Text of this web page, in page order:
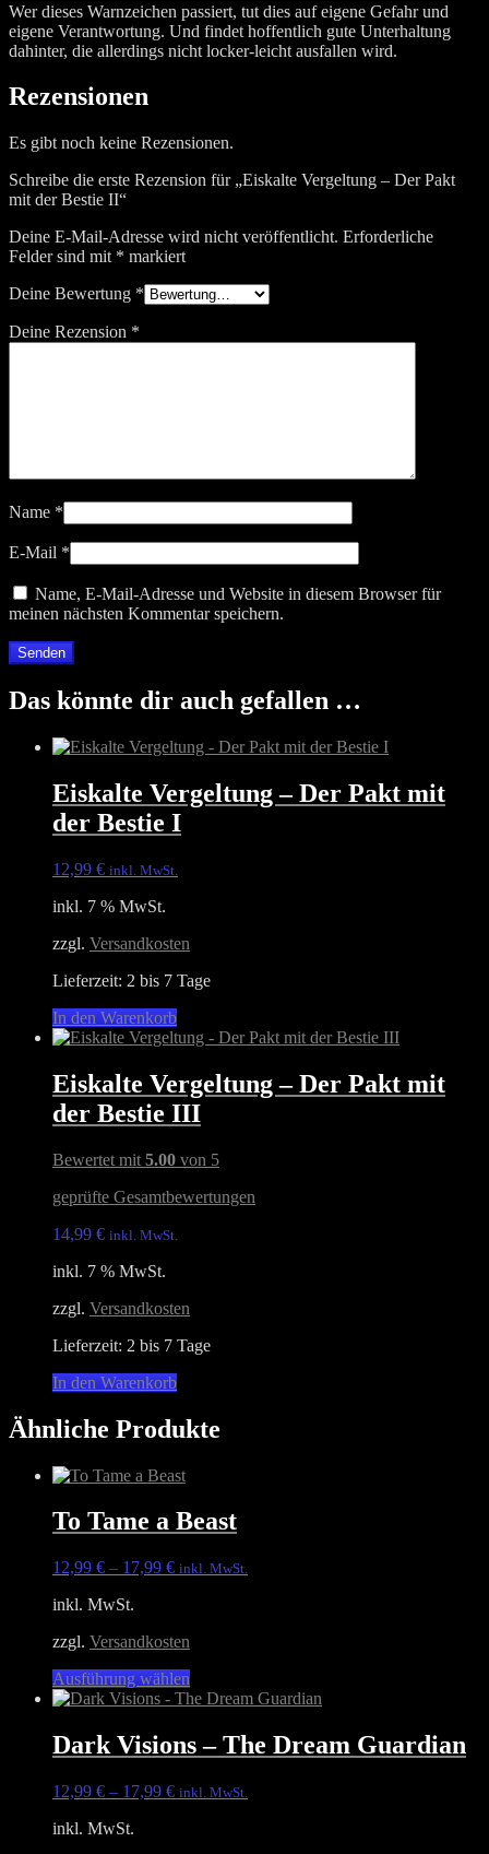
Wer dieses Warnzeichen passiert, tut dies auf eigene Gefahr und
eigene Verantwortung. Und findet hoffentlich gute Unterhaltung
dahinter, die allerdings nicht locker-leicht ausfallen wird.
Rezensionen
Es gibt noch keine Rezensionen.
Schreibe die erste Rezension für „Eiskalte Vergeltung – Der Pakt
mit der Bestie II“
Deine E-Mail-Adresse wird nicht veröffentlicht. Erforderliche
Felder sind mit * markiert
Deine Bewertung *
Deine Rezension *
Name *
E-Mail *
Name, E-Mail-Adresse und Website in diesem Browser für
meinen nächsten Kommentar speichern.
Das könnte dir auch gefallen …
Eiskalte Vergeltung – Der Pakt mit
der Bestie I
12,99 € inkl. MwSt.
inkl. 7 % MwSt.
zzgl. Versandkosten
Lieferzeit: 2 bis 7 Tage
In den Warenkorb
Eiskalte Vergeltung – Der Pakt mit
der Bestie III
Bewertet mit 5.00 von 5
geprüfte Gesamtbewertungen
14,99 € inkl. MwSt.
inkl. 7 % MwSt.
zzgl. Versandkosten
Lieferzeit: 2 bis 7 Tage
In den Warenkorb
Ähnliche Produkte
To Tame a Beast
12,99 € – 17,99 € inkl. MwSt.
inkl. MwSt.
zzgl. Versandkosten
Ausführung wählen
Produkt
mehrere
Varianten
Die
Dark Visions – The Dream Guardian
12,99 € – 17,99 € inkl. MwSt.
inkl. MwSt.